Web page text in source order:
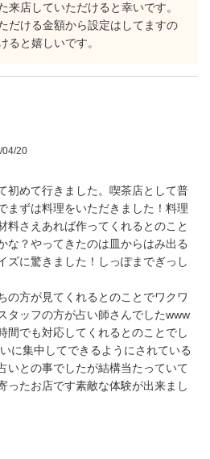
来店していただけると幸いです。
だける金額から設定はしてますの
ると嬉しいです。
04/20
初めて行きました。喫茶店として普
まずは料理をいただきました！料理
料さえあれば作ってくれるとのこと
な？やってきたのは皿からはみ出る
ズに驚きました！しっぽまでぎっし
の方が見てくれるとのことでワクワ
タッフの方が占い師さんでしたwww
間でも対応してくれるとのことでし
に集中してできるようにされている
いとの事でしたが結構当たっていて
ったお店です素敵な体験が出来まし